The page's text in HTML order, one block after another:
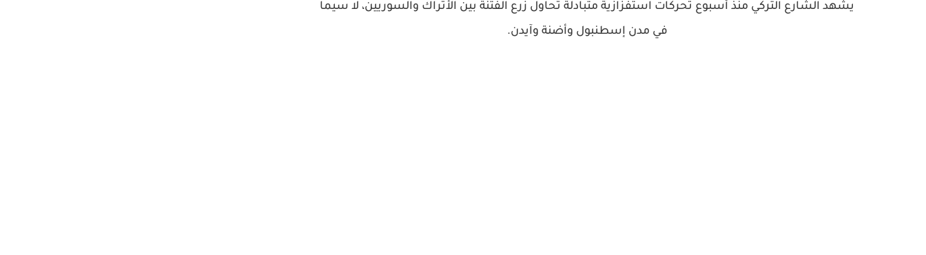
يشهد الشارع التركي منذ أسبوع تحركات استفزازية متبادلة تحاول زرع الفتنة بين الأتراك والسوريين، لا سيما
في مدن إسطنبول وأضنة وآيدن.